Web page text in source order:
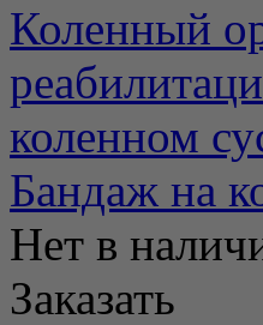
Коленный
коленном
Бандаж на
Нет в
Заказать